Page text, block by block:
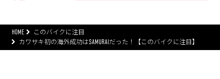
HOME
このバイクに注目
カワサキ初の海外成功はSAMURAIだった！【このバイクに注目】